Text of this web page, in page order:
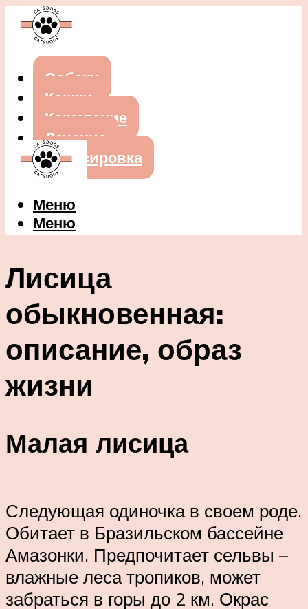
Собаки
Кошки
Кормление
Лечение
Дрессировка
Меню
Меню
Лисица
обыкновенная:
описание, образ
жизни
Малая лисица
Следующая одиночка в своем роде.
Обитает в Бразильском бассейне
Амазонки. Предпочитает сельвы –
влажные леса тропиков, может
забраться в горы до 2 км. Окрас